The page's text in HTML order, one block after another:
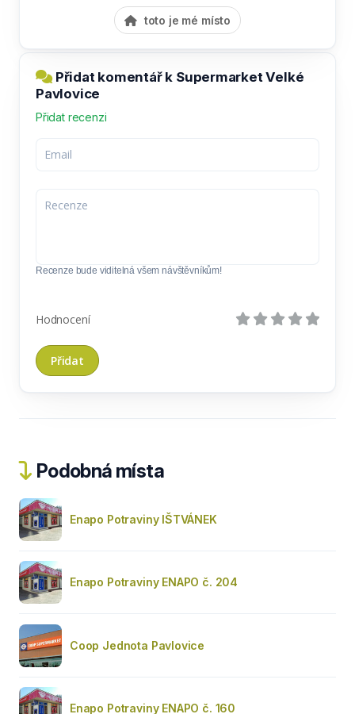
toto je mé místo
Přidat komentář k Supermarket Velké
Pavlovice
Přidat recenzi
Recenze bude viditelná všem návštěvníkům!
Hodnocení
Podobná místa
Enapo Potraviny IŠTVÁNEK
Enapo Potraviny ENAPO č. 204
Coop Jednota Pavlovice
Enapo Potraviny ENAPO č. 160